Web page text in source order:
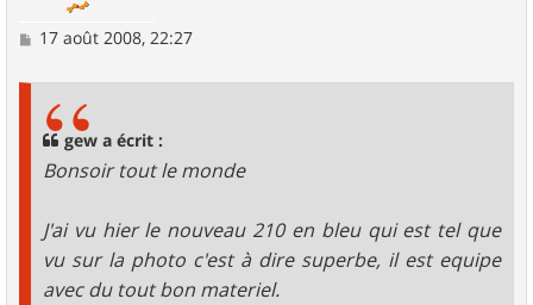
M17 août 2008, 22:27
gew a écrit :
Bonsoir tout le monde
J'ai vu hier le nouveau 210 en bleu qui est tel que
vu sur la photo c'est à dire superbe, il est equipe
avec du tout bon materiel.